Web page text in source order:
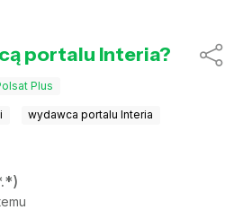
portalu Interia?
Plus
wydawca portalu Interia